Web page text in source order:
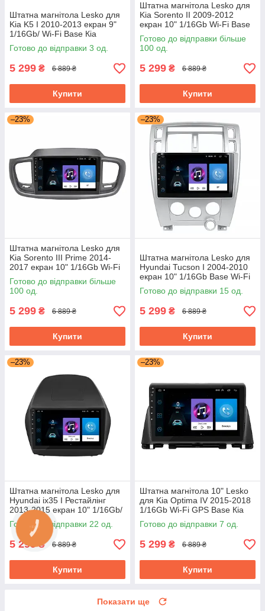
Штатна магнітола Lesko для
Kia K5 I 2010-2013 екран 9"
1/16Gb/ Wi-Fi Base Кіа
Готово до відправки 3 од.
5 299 ₴ 6 889 ₴
Купити
Штатна магнітола Lesko для
Kia Sorento II 2009-2012
екран 10" 1/16Gb Wi-Fi Base
GPS Android Кіа
Готово до відправки більше
100 од.
5 299 ₴ 6 889 ₴
Купити
–23%
Штатна магнітола Lesko для
Kia Sorento III Prime 2014-
2017 екран 10" 1/16Gb Wi-Fi
Base GPS Android Кіа
Готово до відправки більше
100 од.
5 299 ₴ 6 889 ₴
Купити
–23%
Штатна магнітола Lesko для
Hyundai Tucson I 2004-2010
екран 10" 1/16Gb Base Wi-Fi
GPS Android хендай
Готово до відправки 15 од.
5 299 ₴ 6 889 ₴
Купити
–23%
Штатна магнітола Lesko для
Hyundai ix35 I Рестайлінг
2013-2015 екран 10" 1/16Gb/
Wi-Fi Base Хюндай
Готово до відправки 22 од.
5 299₴ 6 889 ₴
Купити
–23%
Штатна магнітола 10" Lesko
для Kia Optima IV 2015-2018
1/16Gb Wi-Fi GPS Base Кіа
Готово до відправки 7 од.
5 299 ₴ 6 889 ₴
Купити
Показати ще